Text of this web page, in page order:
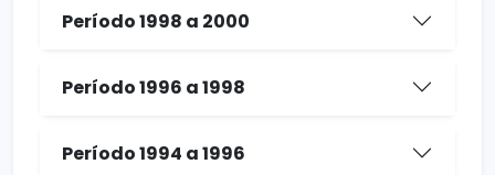
Período 1998 a 2000
Período 1996 a 1998
Período 1994 a 1996